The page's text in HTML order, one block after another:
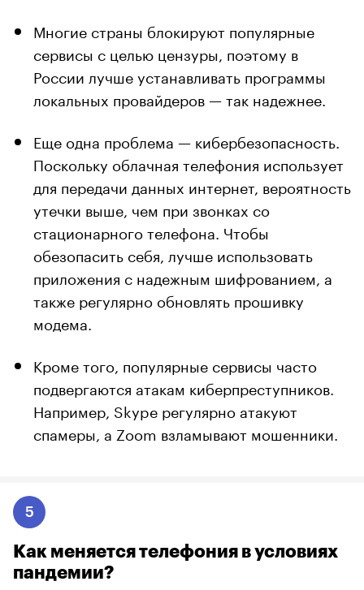
Многие страны блокируют популярные
сервисы с целью цензуры, поэтому в
России лучше устанавливать программы
локальных провайдеров — так надежнее.
Еще одна проблема — кибербезопасность.
Поскольку облачная телефония использует
для передачи данных интернет, вероятность
утечки выше, чем при звонках со
стационарного телефона. Чтобы
обезопасить себя, лучше использовать
приложения с надежным шифрованием, а
также регулярно обновлять прошивку
модема.
Кроме того, популярные сервисы часто
подвергаются атакам киберпреступников.
Например, Skype регулярно атакуют
спамеры, а Zoom взламывают мошенники.
5
Как меняется телефония в условиях
пандемии?